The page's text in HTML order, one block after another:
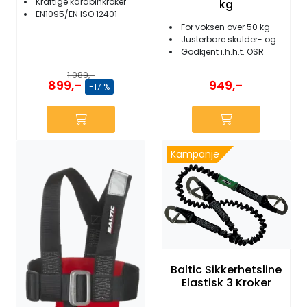
EN1095/EN ISO 12401
1.089,-
899,- -17 %
kg
For voksen over 50 kg
Justerbare skulder- og midjebånd
Godkjent i.h.h.t. OSR
949,-
Kampanje
Baltic Sikkerhetsline
Elastisk 3 Kroker